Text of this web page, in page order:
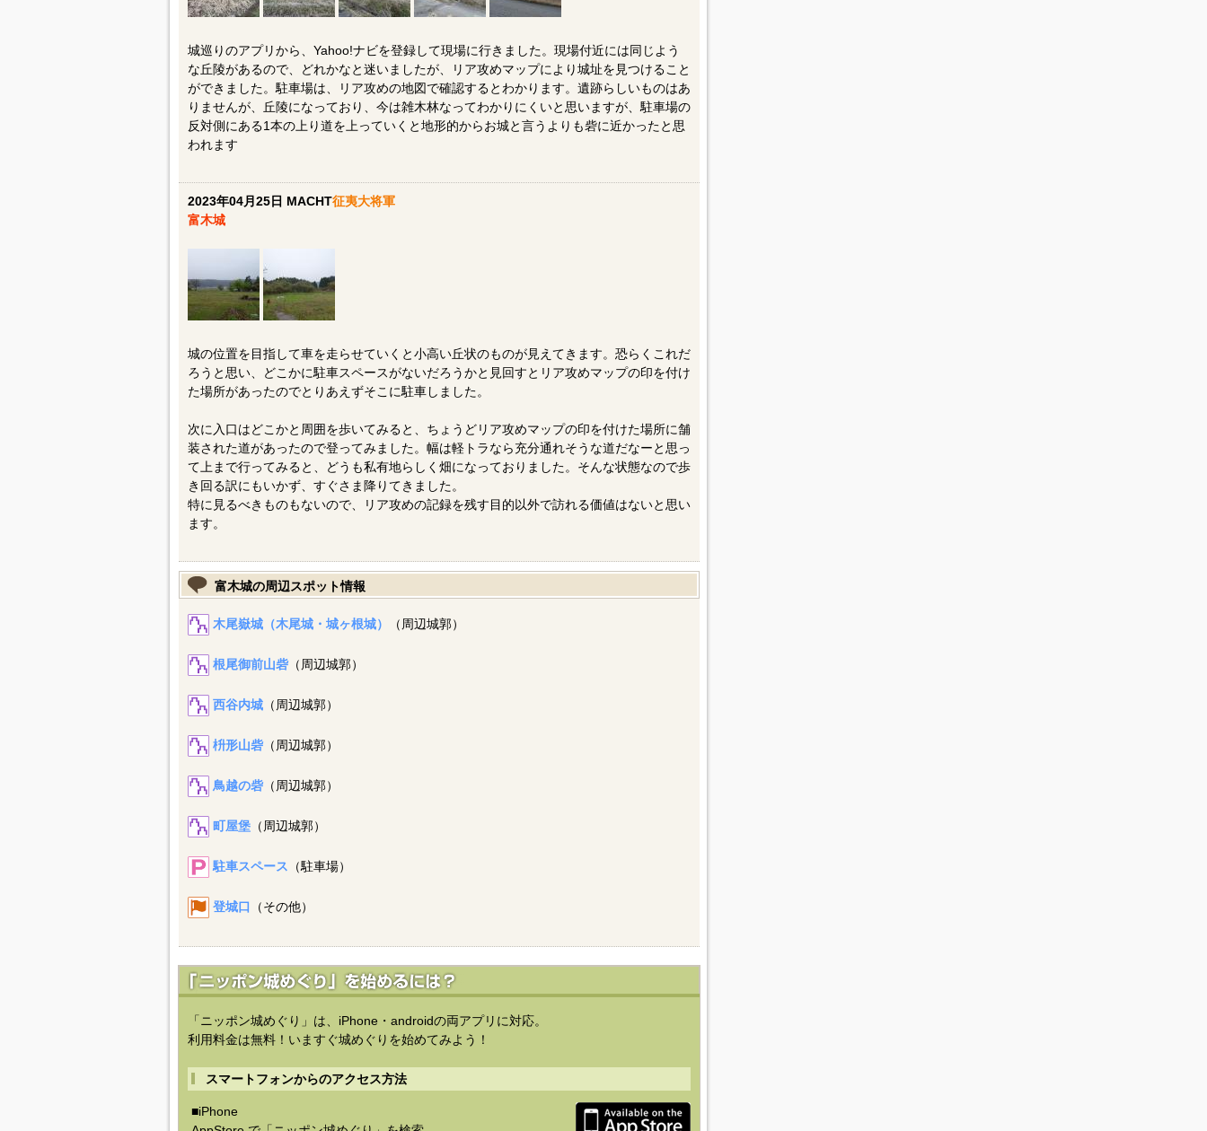
城巡りのアプリから、Yahoo!ナビを登録して現場に行きました。現場付近には同じよう
な丘陵があるので、どれかなと迷いましたが、リア攻めマップにより城址を見つけること
ができました。駐車場は、リア攻めの地図で確認するとわかります。遺跡らしいものはあ
りませんが、丘陵になっており、今は雑木林なってわかりにくいと思いますが、駐車場の
反対側にある1本の上り道を上っていくと地形的からお城と言うよりも砦に近かったと思
われます
2023年04月25日 MACHT征夷大将軍
富木城
城の位置を目指して車を走らせていくと小高い丘状のものが見えてきます。恐らくこれだ
ろうと思い、どこかに駐車スペースがないだろうかと見回すとリア攻めマップの印を付け
た場所があったのでとりあえずそこに駐車しました。
次に入口はどこかと周囲を歩いてみると、ちょうどリア攻めマップの印を付けた場所に舗
装された道があったので登ってみました。幅は軽トラなら充分通れそうな道だなーと思っ
て上まで行ってみると、どうも私有地らしく畑になっておりました。そんな状態なので歩
き回る訳にもいかず、すぐさま降りてきました。
特に見るべきものもないので、リア攻めの記録を残す目的以外で訪れる価値はないと思い
ます。
富木城の周辺スポット情報
木尾嶽城（木尾城・城ヶ根城） （周辺城郭）
根尾御前山砦（周辺城郭）
西谷内城（周辺城郭）
枡形山砦（周辺城郭）
鳥越の砦（周辺城郭）
町屋堡（周辺城郭）
駐車スペース （駐車場）
登城口 （その他）
「ニッポン城めぐり」は、iPhone・androidの両アプリに対応。
利用料金は無料！いますぐ城めぐりを始めてみよう！
スマートフォンからのアクセス方法
■iPhone